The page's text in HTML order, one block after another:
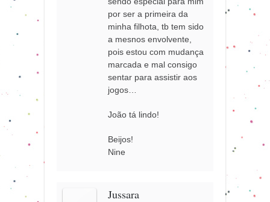
por ser a primeira da
minha filhota, tb tem sido
a mesnos envolvente,
pois estou com mudança
marcada e mal consigo
sentar para assistir aos
jogos…
João tá lindo!
Beijos!
Nine
Jussara